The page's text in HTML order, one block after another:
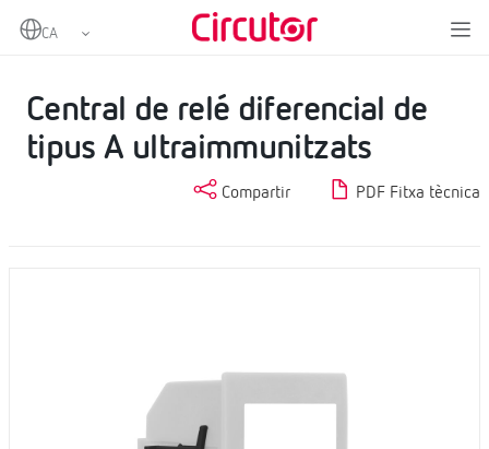
Home
Protecció diferencial de tipus A
Central de relé diferencial de
tipus A ultraimmunitzats
Compartir PDF Fitxa tècnica